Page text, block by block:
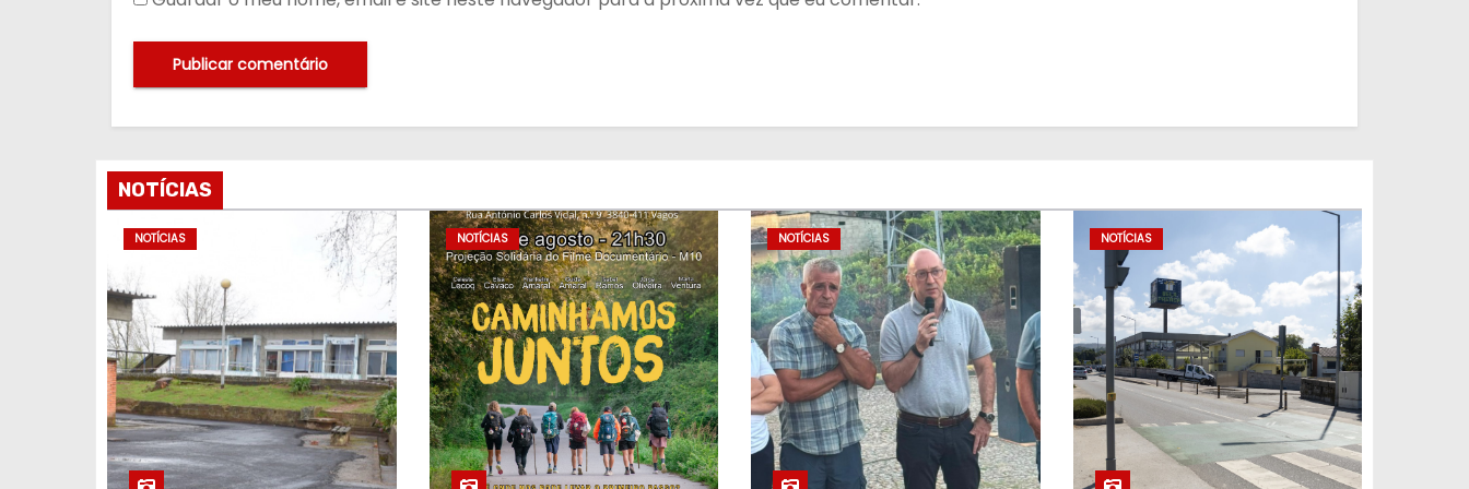
NOTÍCIAS
NOTÍCIAS NOTÍCIAS NOTÍCIAS NOTÍCIAS